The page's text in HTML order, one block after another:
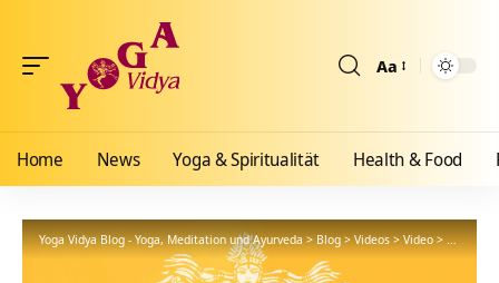
Aa
Home News Yoga & Spiritualität Health & Food
Yoga Vidya Blog - Yoga, Meditation und Ayurveda>Blog>Videos>Video>Neue